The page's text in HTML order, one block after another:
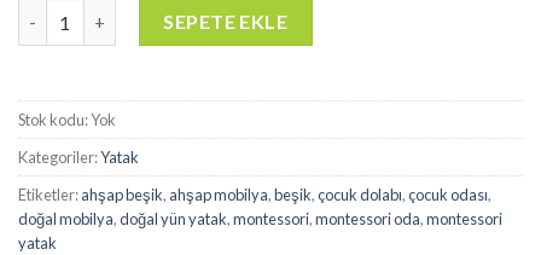
Masif Beşik - BE01 adetSEPETE EKLE
Stok kodu:Yok
Kategoriler:Yatak
Etiketler:ahşap beşik, ahşap mobilya,beşik,çocuk dolabı,çocuk odası,
doğal mobilya,doğal yün yatak,montessori,montessori oda,montessori
yatak